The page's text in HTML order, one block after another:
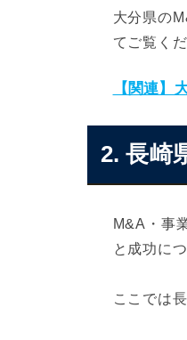
大分県の
てご覧くだ
【関連】
2. 長崎
M&A・事
と成功に
ここでは